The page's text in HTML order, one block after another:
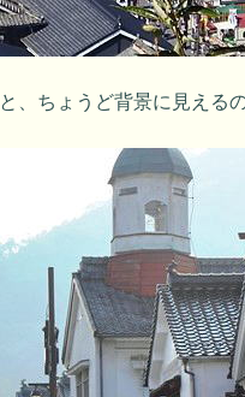
、ちょうど背景に見える